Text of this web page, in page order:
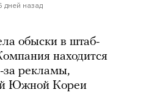
дней назад
обыски в штаб-
находится
за рекламы,
Южной Кореи